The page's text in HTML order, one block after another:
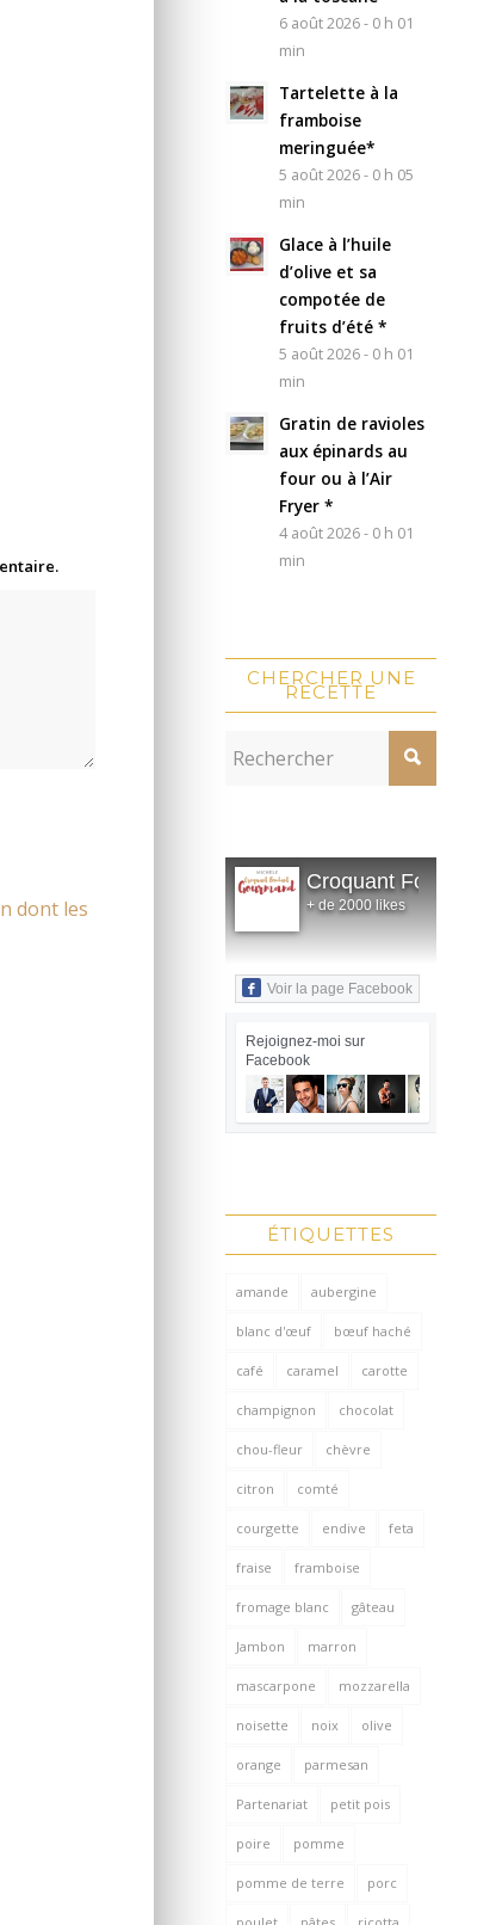
dont les
6 août 2026 - 0 h 01
min
Tartelette à la
framboise
meringuée*
5 août 2026 - 0 h 05
min
Glace à l’huile
d’olive et sa
compotée de
fruits d’été *
5 août 2026 - 0 h 01
min
Gratin de ravioles
aux épinards au
four ou à l’Air
Fryer *
4 août 2026 - 0 h 01
min
CHERCHER UNE
RECETTE
Croquant Fondant
+ de 2000 likes
Voir la page Facebook
Rejoignez-moi sur
Facebook
ÉTIQUETTES
amande aubergine
blanc d'œuf bœuf haché
café caramel carotte
champignon chocolat
chou-fleur chèvre
citron comté
courgette endive feta
fraise framboise
fromage blanc gâteau
Jambon marron
mascarpone mozzarella
noisette noix olive
orange parmesan
Partenariat petit pois
poire pomme
pomme de terre porc